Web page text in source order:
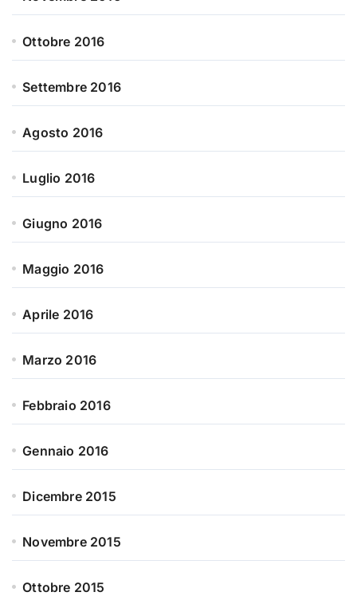
Ottobre 2016
Settembre 2016
Agosto 2016
Luglio 2016
Giugno 2016
Maggio 2016
Aprile 2016
Marzo 2016
Febbraio 2016
Gennaio 2016
Dicembre 2015
Novembre 2015
Ottobre 2015